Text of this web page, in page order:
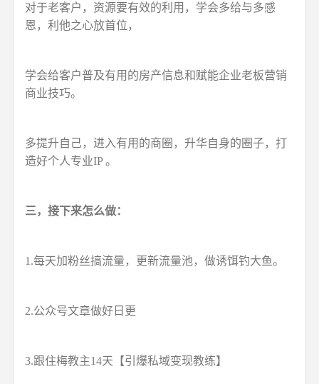
对于老客户，资源要有效的利用，学会多给与多感
恩，利他之心放首位，
学会给客户普及有用的房产信息和赋能企业老板营销
商业技巧。
多提升自己，进入有用的商圈，升华自身的圈子，打
造好个人专业IP 。
三，接下来怎么做：
1.每天加粉丝搞流量，更新流量池，做诱饵钓大鱼。
2.公众号文章做好日更
3.跟住梅教主14天【引爆私域变现教练】